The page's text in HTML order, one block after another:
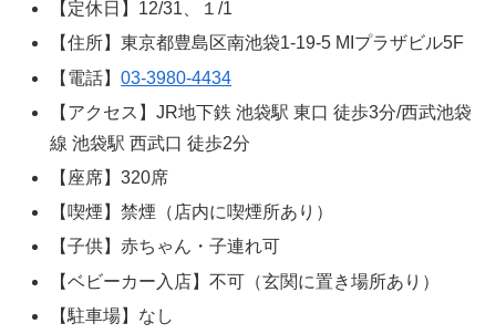
【定休日】12/31、１/1
【住所】東京都豊島区南池袋1-19-5 MIプラザビル5F
【電話】03-3980-4434
【アクセス】JR地下鉄 池袋駅 東口 徒歩3分/西武池袋
線 池袋駅 西武口 徒歩2分
【座席】320席
【喫煙】禁煙（店内に喫煙所あり）
【子供】赤ちゃん・子連れ可
【ベビーカー入店】不可（玄関に置き場所あり）
【駐車場】なし